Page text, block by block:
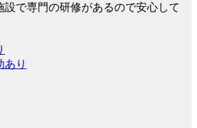
設で専門の研修があるので安心して
あり